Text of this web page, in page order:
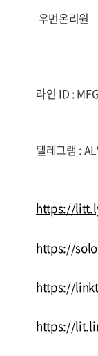
우먼온리원
라인 ID :
텔레그램 :
https://
https://
https://
https://